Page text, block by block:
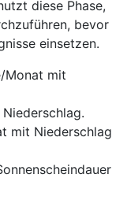
diese Phase,
bevor
einsetzen.
Monat mit
mit Niederschlag